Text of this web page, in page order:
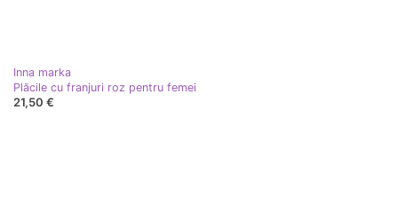
Inna marka
Plăcile cu franjuri roz pentru femei
21,50 €